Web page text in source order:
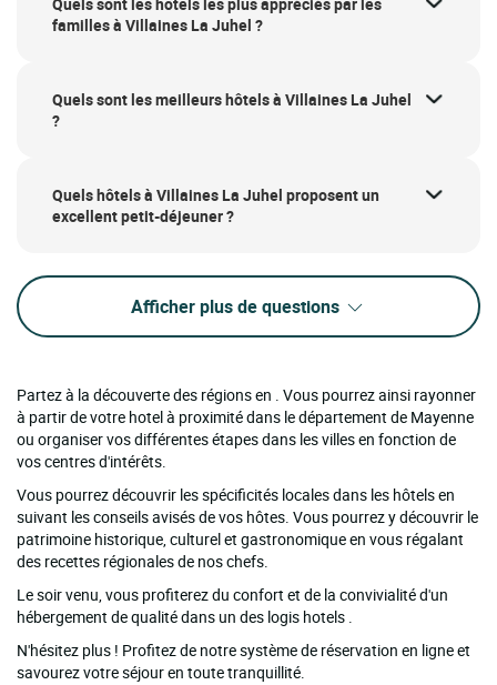
familles à Villaines La Juhel ?
Quels sont les meilleurs hôtels à Villaines La Juhel
?
Quels hôtels à Villaines La Juhel proposent un
excellent petit-déjeuner ?
Afficher plus de questions
Partez à la découverte des régions en . Vous pourrez ainsi rayonner
à partir de votre hotel à proximité dans le département de Mayenne
ou organiser vos différentes étapes dans les villes en fonction de
vos centres d'intérêts.
Vous pourrez découvrir les spécificités locales dans les hôtels en
suivant les conseils avisés de vos hôtes. Vous pourrez y découvrir le
patrimoine historique, culturel et gastronomique en vous régalant
des recettes régionales de nos chefs.
Le soir venu, vous profiterez du confort et de la convivialité d'un
hébergement de qualité dans un des logis hotels .
N'hésitez plus ! Profitez de notre système de réservation en ligne et
savourez votre séjour en toute tranquillité.